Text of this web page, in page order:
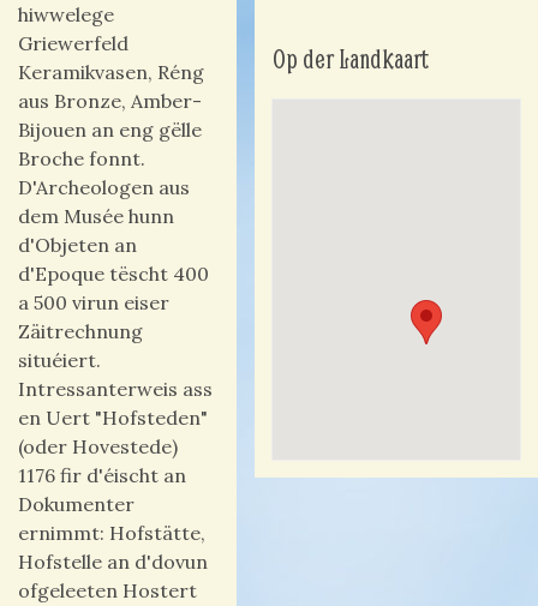
hiwwelege
Griewerfeld
Keramikvasen, Réng
aus Bronze, Amber-
Bijouen an eng gëlle
Broche fonnt.
D'Archeologen aus
dem Musée hunn
d'Objeten an
d'Epoque tëscht 400
a 500 virun eiser
Zäitrechnung
situéiert.
Intressanterweis ass
en Uert "Hofsteden"
(oder Hovestede)
1176 fir d'éischt an
Dokumenter
ernimmt: Hofstätte,
Hofstelle an d'dovun
ofgeleeten Hostert
Op der Landkaart